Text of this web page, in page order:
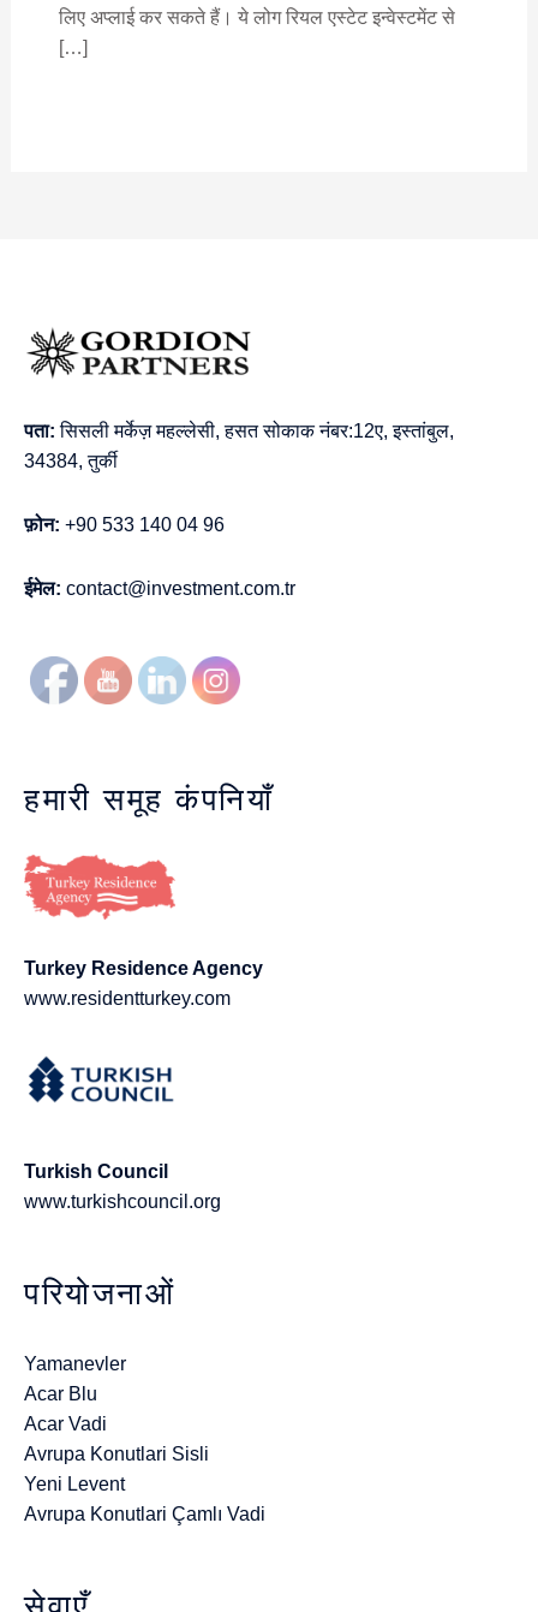
लिए अप्लाई कर सकते हैं। ये लोग रियल एस्टेट इन्वेस्टमेंट से
[…]
पता: सिसली मर्केज़ महल्लेसी, हसत सोकाक नंबर:12ए, इस्तांबुल,
34384, तुर्की
फ़ोन: +90 533 140 04 96
ईमेल: contact@investment.com.tr
हमारी समूह कंपनियाँ
Turkey Residence Agency
www.residentturkey.com
Turkish Council
www.turkishcouncil.org
परियोजनाओं
Yamanevler
Acar Blu
Acar Vadi
Avrupa Konutlari Sisli
Yeni Levent
Avrupa Konutlari Çamlı Vadi